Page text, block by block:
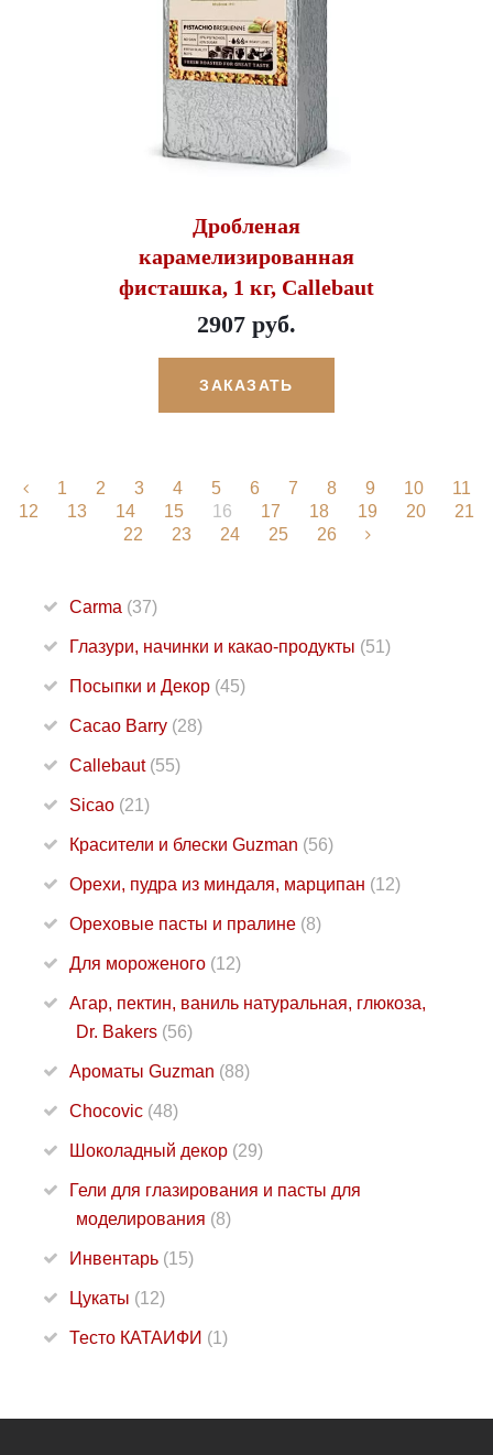
Дробленая
карамелизированная
фисташка, 1 кг, Callebaut
2907 руб.
ЗАКАЗАТЬ
1 2 3 4 5 6 7 8 9 10
11
12
13 14 15 16 17 18 19 20
21
22
23 24 25 26
Carma (37)
Глазури, начинки и какао-продукты (51)
Посыпки и Декор (45)
Cacao Barry (28)
Callebaut (55)
Sicao (21)
Красители и блески Guzman (56)
Орехи, пудра из миндаля, марципан (12)
Ореховые пасты и пралине (8)
Для мороженого (12)
Агар, пектин, ваниль натуральная, глюкоза,
Dr. Bakers (56)
Ароматы Guzman (88)
Chocovic (48)
Шоколадный декор (29)
Гели для глазирования и пасты для
моделирования (8)
Инвентарь (15)
Цукаты (12)
Тесто КАТАИФИ (1)